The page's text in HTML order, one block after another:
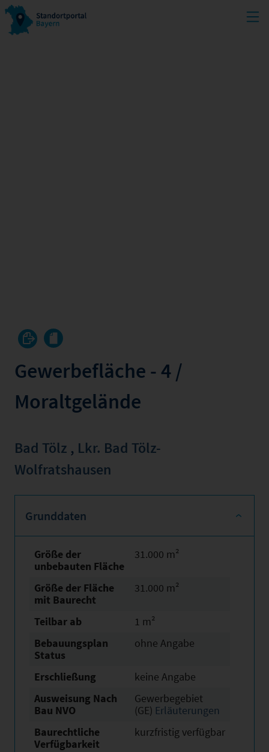
Gewerbefläche - 4 /
Moraltgelände
Bad Tölz , Lkr. Bad Tölz-
Wolfratshausen
Grunddaten
Größe der
unbebauten Fläche
31.000 m²
Größe der Fläche
mit Baurecht
31.000 m²
Teilbar ab
1 m²
Bebauungsplan
Status
ohne Angabe
Erschließung
keine Angabe
Ausweisung Nach
Bau NVO
Gewerbegebiet
(GE) Erläuterungen
Baurechtliche
Verfügbarkeit
kurzfristig verfügbar